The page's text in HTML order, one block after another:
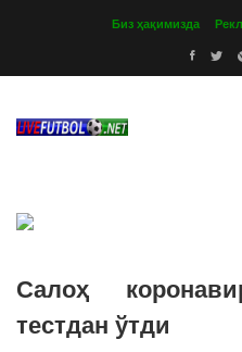
Биз ҳақимизда
Салоҳ
тестдан ўтди